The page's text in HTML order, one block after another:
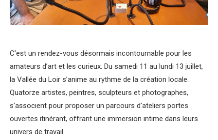
C’est un rendez-vous désormais incontournable pour les
amateurs d’art et les curieux. Du samedi 11 au lundi 13 juillet,
la Vallée du Loir s’anime au rythme de la création locale.
Quatorze artistes, peintres, sculpteurs et photographes,
s’associent pour proposer un parcours d’ateliers portes
ouvertes itinérant, offrant une immersion intime dans leurs
univers de travail.